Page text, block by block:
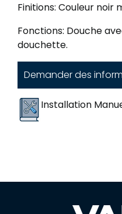
Finitions: Couleur noir
Fonctions: Douche
douchette.
Demander des
Installation